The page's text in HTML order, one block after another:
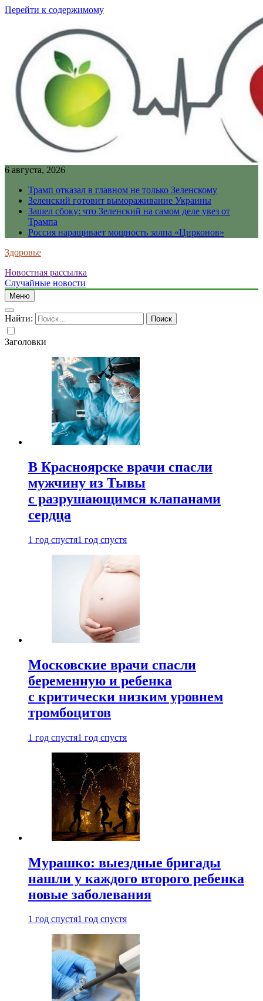
Перейти к содержимому
6 августа, 2026
Трамп отказал в главном не только Зеленскому
Зеленский готовит вымораживание Украины
Зашел сбоку: что Зеленский на самом деле увез от
Трампа
Россия наращивает мощность залпа «Цирконов»
Здоровье
Новостная рассылка
Случайные новости
Меню
Найти:
Заголовки
В Красноярске врачи спасли
мужчину из Тывы
с разрушающимся клапанами
сердца
1 год спустя1 год спустя
Московские врачи спасли
беременную и ребенка
с критически низким уровнем
тромбоцитов
1 год спустя1 год спустя
Мурашко: выездные бригады
нашли у каждого второго ребенка
новые заболевания
1 год спустя1 год спустя